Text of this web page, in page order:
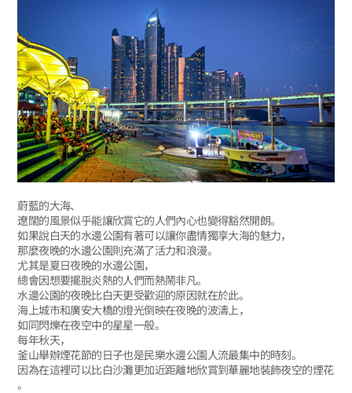
蔚藍的大海、
遼闊的風景似乎能讓欣賞它的人們內心也變得豁然開朗。
如果說白天的水邊公園有著可以讓你盡情獨享大海的魅力，
那麼夜晚的水邊公園則充滿了活力和浪漫。
尤其是夏日夜晚的水邊公園，
總會因想要擺脫炎熱的人們而熱鬧非凡。
水邊公園的夜晚比白天更受歡迎的原因就在於此。
海上城市和廣安大橋的燈光倒映在夜晚的波濤上，
如同閃爍在夜空中的星星一般。
每年秋天，
釜山舉辦煙花節的日子也是民樂水邊公園人流最集中的時刻。
因為在這裡可以比白沙灘更加近距離地欣賞到華麗地裝飾夜空的煙花
。